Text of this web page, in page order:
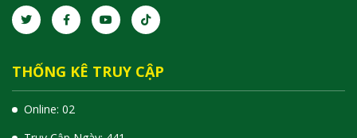
THỐNG KÊ TRUY CẬP
Online: 02